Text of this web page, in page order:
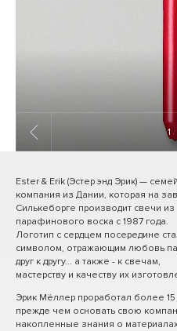
1
Ester & Erik (Эстер энд Эрик) —
компания из Дании, которая на
Силькеборге производит свечи из
парафинового воска с 1987 года.
Логотип с сердцем посередине
символом, отражающим любовь
друг к другу... а также - к свечам,
мастерству и качеству их
Эрик Мёллер проработал более
прежде чем основать свою
накопленные знания о